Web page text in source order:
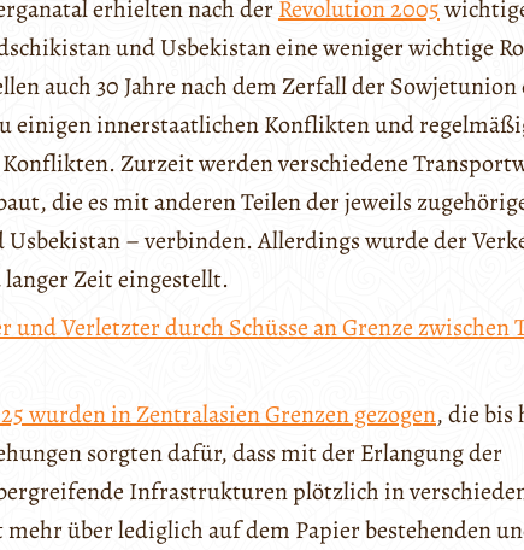
erhielten nach derRevolution 2005
und Usbekistan eine weniger wichtige
auch 30 Jahre nach dem Zerfall der
einigen innerstaatlichen Konflikten und
Zurzeit werden verschiedene
die es mit anderen Teilen der jeweils
– verbinden. Allerdings wurde der
langer Zeit eingestellt.
und Verletzter durch Schüsse an Grenze zwischen
wurden in Zentralasien Grenzen gezogen, die bis
sorgten dafür, dass mit der Erlangung der
Infrastrukturen plötzlich in
über lediglich auf dem Papier bestehenden